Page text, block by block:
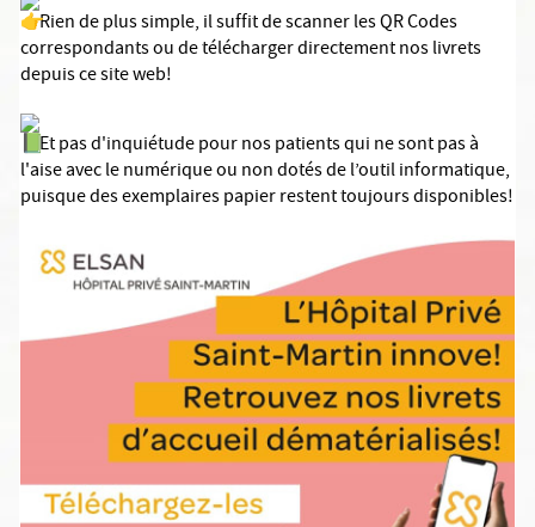
Rien de plus simple, il suffit de scanner les QR Codes
correspondants ou de télécharger directement nos livrets
depuis ce site web!
Et pas d'inquiétude pour nos patients qui ne sont pas à
l'aise avec le numérique ou non dotés de l’outil informatique,
puisque des exemplaires papier restent toujours disponibles!